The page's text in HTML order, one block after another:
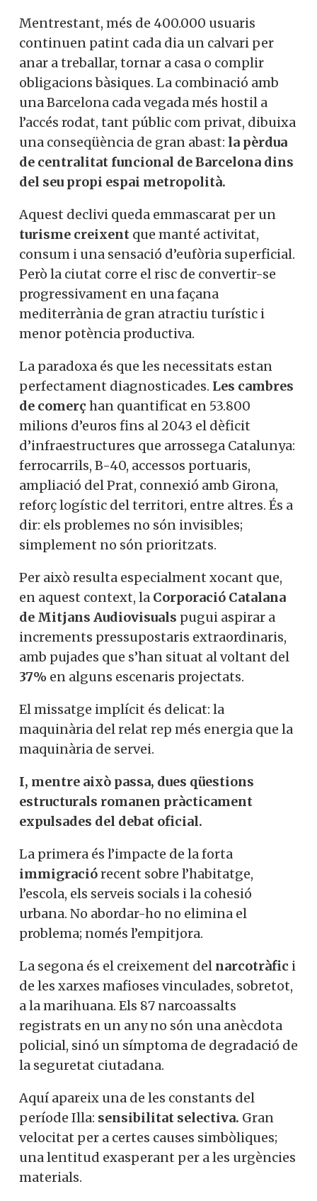
Mentrestant, més de 400.000 usuaris
continuen patint cada dia un calvari per
anar a treballar, tornar a casa o complir
obligacions bàsiques. La combinació amb
una Barcelona cada vegada més hostil a
l’accés rodat, tant públic com privat, dibuixa
una conseqüència de gran abast: la pèrdua
de centralitat funcional de Barcelona dins
del seu propi espai metropolità.
Aquest declivi queda emmascarat per un
turisme creixent que manté activitat,
consum i una sensació d’eufòria superficial.
Però la ciutat corre el risc de convertir-se
progressivament en una façana
mediterrània de gran atractiu turístic i
menor potència productiva.
La paradoxa és que les necessitats estan
perfectament diagnosticades. Les cambres
de comerç han quantificat en 53.800
milions d’euros fins al 2043 el dèficit
d’infraestructures que arrossega Catalunya:
ferrocarrils, B-40, accessos portuaris,
ampliació del Prat, connexió amb Girona,
reforç logístic del territori, entre altres. És a
dir: els problemes no són invisibles;
simplement no són prioritzats.
Per això resulta especialment xocant que,
en aquest context, la Corporació Catalana
de Mitjans Audiovisuals pugui aspirar a
increments pressupostaris extraordinaris,
amb pujades que s’han situat al voltant del
37% en alguns escenaris projectats.
El missatge implícit és delicat: la
maquinària del relat rep més energia que la
maquinària de servei.
I, mentre això passa, dues qüestions
estructurals romanen pràcticament
expulsades del debat oficial.
La primera és l’impacte de la forta
immigraciórecent sobre l’habitatge,
l’escola, els serveis socials i la cohesió
urbana. No abordar-ho no elimina el
problema; només l’empitjora.
La segona és el creixement del narcotràfic i
de les xarxes mafioses vinculades, sobretot,
a la marihuana. Els 87 narcoassalts
registrats en un any no són una anècdota
policial, sinó un símptoma de degradació de
la seguretat ciutadana.
Aquí apareix una de les constants del
període Illa: sensibilitat selectiva. Gran
velocitat per a certes causes simbòliques;
una lentitud exasperant per a les urgències
materials.